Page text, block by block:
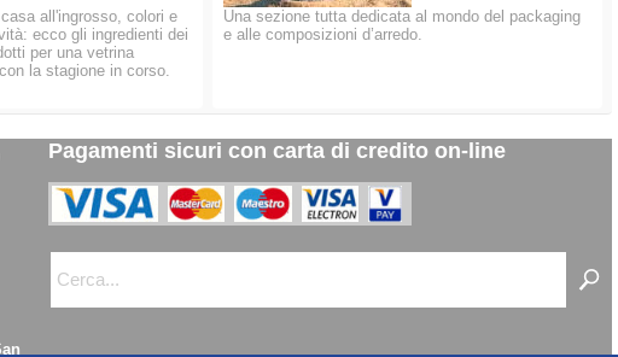
all'ingrosso, colori e
ecco gli ingredienti dei
per una vetrina
la stagione in corso.
Una sezione tutta dedicata al mondo del packaging
e alle composizioni d’arredo.
Pagamenti sicuri con carta di credito on-line